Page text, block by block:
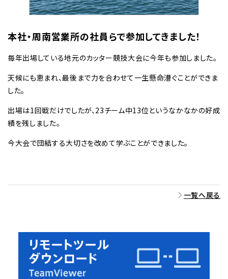
本社・周南営業所の社員らで参加してきました！
毎年出場している地元のカッター競技大会に今年も参加しました。
天候にも恵まれ、最後まで力を合わせて一生懸命漕ぐことができま
した。
出場は1回戦だけでしたが、23チーム中13位というなかなかの好成
績を残しました。
今大会で団結する大切さを改めて学ぶことができました。
一覧へ戻る